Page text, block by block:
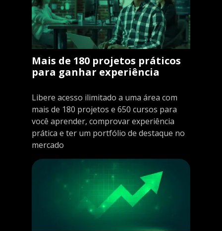
Mais de 180 projetos práticos
para ganhar experiência
Libere acesso ilimitado a uma área com
mais de 180 projetos e 650 cursos para
você aprender, comprovar experiência
prática e ter um portfólio de destaque no
mercado